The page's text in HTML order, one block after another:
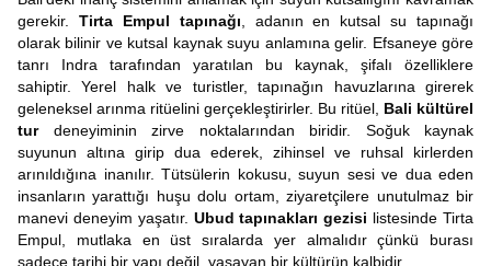
gerekir. Tirta Empul tapınağı , adanın en kutsal su tapınağı
olarak bilinir ve kutsal kaynak suyu anlamına gelir. Efsaneye göre
tanrı Indra tarafından yaratılan bu kaynak, şifalı özelliklere
sahiptir. Yerel halk ve turistler, tapınağın havuzlarına girerek
geleneksel arınma ritüelini gerçekleştirirler. Bu ritüel, Bali kültürel
turdeneyiminin zirve noktalarından biridir. Soğuk kaynak
suyunun altına girip dua ederek, zihinsel ve ruhsal kirlerden
arınıldığına inanılır. Tütsülerin kokusu, suyun sesi ve dua eden
insanların yarattığı huşu dolu ortam, ziyaretçilere unutulmaz bir
manevi deneyim yaşatır. Ubud tapınakları gezisi listesinde Tirta
Empul, mutlaka en üst sıralarda yer almalıdır çünkü burası
sadece tarihi bir yapı değil, yaşayan bir kültürün kalbidir.